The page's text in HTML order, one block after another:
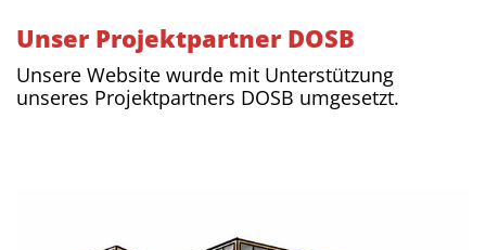
Unser Projektpartner DOSB
Unsere Website wurde mit Unterstützung
unseres Projektpartners DOSB umgesetzt.